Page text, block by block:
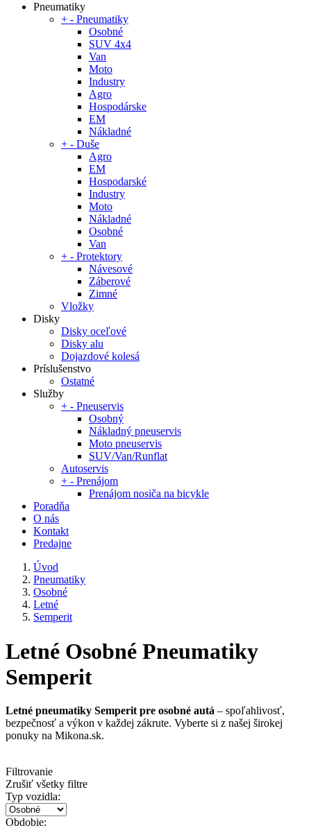
Pneumatiky
+ - Pneumatiky
Osobné
SUV 4x4
Van
Moto
Industry
Agro
Hospodárske
EM
Nákladné
+ - Duše
Agro
EM
Hospodarské
Industry
Moto
Nákladné
Osobné
Van
+ - Protektory
Návesové
Záberové
Zimné
Vložky
Disky
Disky oceľové
Disky alu
Dojazdové kolesá
Príslušenstvo
Ostatné
Služby
+ - Pneuservis
Osobný
Nákladný pneuservis
Moto pneuservis
SUV/Van/Runflat
Autoservis
+ - Prenájom
Prenájom nosiča na bicykle
Poradňa
O nás
Kontakt
Predajne
Úvod
Pneumatiky
Osobné
Letné
Semperit
Letné Osobné Pneumatiky
Semperit
Letné pneumatiky Semperit pre osobné autá – spoľahlivosť,
bezpečnosť a výkon v každej zákrute. Vyberte si z našej širokej
ponuky na Mikona.sk.
Filtrovanie
Zrušiť všetky filtre
Typ vozidla:
Obdobie: